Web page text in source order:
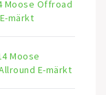
Moose Offroad
märkt
Moose
E-märkt